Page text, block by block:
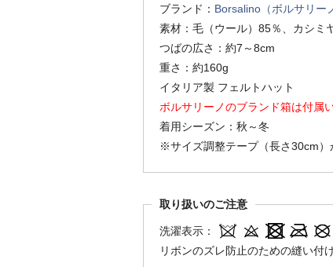
ブランド： Borsalino（ボルサリー
素材：毛（ウール）85％、カシミ
つばの広さ：約7～8cm
重さ：約160g
イタリア製 フェルトハット
ボルサリーノのブランド箱は付属
着用シーズン：秋～冬
※サイズ調整テープ（長さ30cm）
取り扱いのご注意
洗濯表示：
リボンのズレ防止のための縫い付